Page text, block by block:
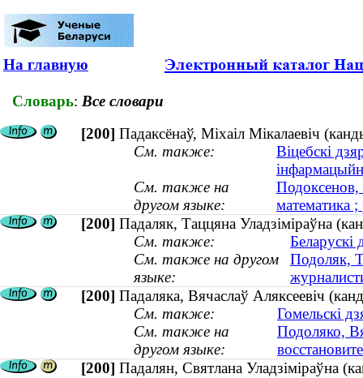
На главную
Словарь: Все словари
[200] Падаксёнаў, Міхаіл Мікалаевіч
См. также:
Віцебскі
См. также на
другом языке:
Подоксенов,
математика
[200] Падаляк, Таццяна Уладзіміраўна
См. также:
Беларускі
См. также на другом
языке:
Подоляк,
[200] Падаляка, Вячаслаў Аляксеевіч
См. также:
Гомельскі
См. также на
другом языке:
Подоляко,
[200] Падалян, Святлана Уладзіміраўна